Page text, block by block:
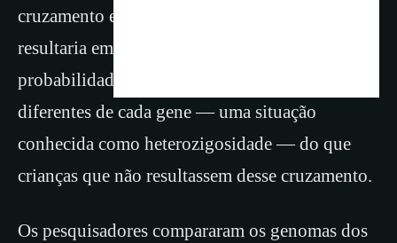
cruzamento entre neandertais e humanos
resultaria em descendentes com maior
probabilidade de possuir duas versões
diferentes de cada gene — uma situação
conhecida como heterozigosidade — do que
crianças que não resultassem desse cruzamento.
Os pesquisadores compararam os genomas dos